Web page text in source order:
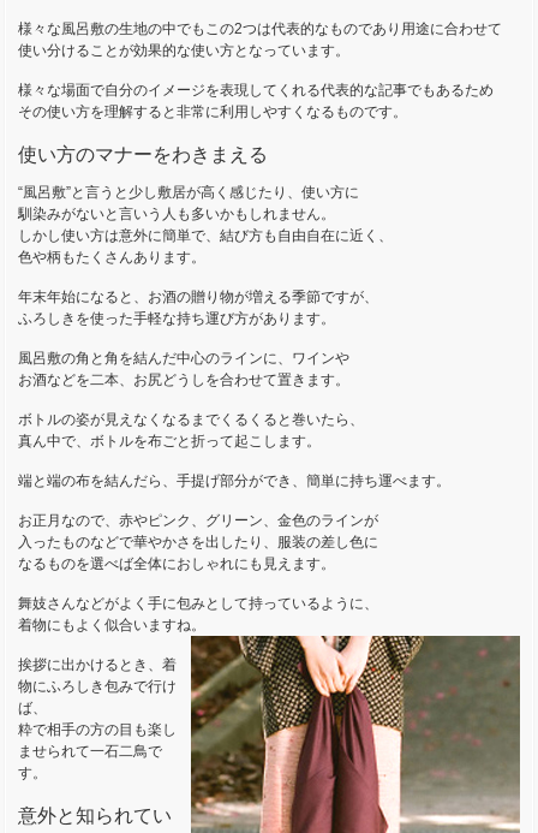
様々な風呂敷の生地の中でもこの2つは代表的なものであり用途に合わせて
使い分けることが効果的な使い方となっています。
様々な場面で自分のイメージを表現してくれる代表的な記事でもあるため
その使い方を理解すると非常に利用しやすくなるものです。
使い方のマナーをわきまえる
“風呂敷”と言うと少し敷居が高く感じたり、使い方に
馴染みがないと言いう人も多いかもしれません。
しかし使い方は意外に簡単で、結び方も自由自在に近く、
色や柄もたくさんあります。
年末年始になると、お酒の贈り物が増える季節ですが、
ふろしきを使った手軽な持ち運び方があります。
風呂敷の角と角を結んだ中心のラインに、ワインや
お酒などを二本、お尻どうしを合わせて置きます。
ボトルの姿が見えなくなるまでくるくると巻いたら、
真ん中で、ボトルを布ごと折って起こします。
端と端の布を結んだら、手提げ部分ができ、簡単に持ち運べます。
お正月なので、赤やピンク、グリーン、金色のラインが
入ったものなどで華やかさを出したり、服装の差し色に
なるものを選べば全体におしゃれにも見えます。
舞妓さんなどがよく手に包みとして持っているように、
着物にもよく似合いますね。
挨拶に出かけるとき、着
物にふろしき包みで行け
ば、
粋で相手の方の目も楽し
ませられて一石二鳥で
す。
意外と知られてい